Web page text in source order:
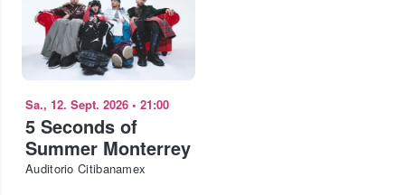
Sa., 12. Sept. 2026 • 21:00
5 Seconds of
Summer Monterrey
Auditorio Citibanamex